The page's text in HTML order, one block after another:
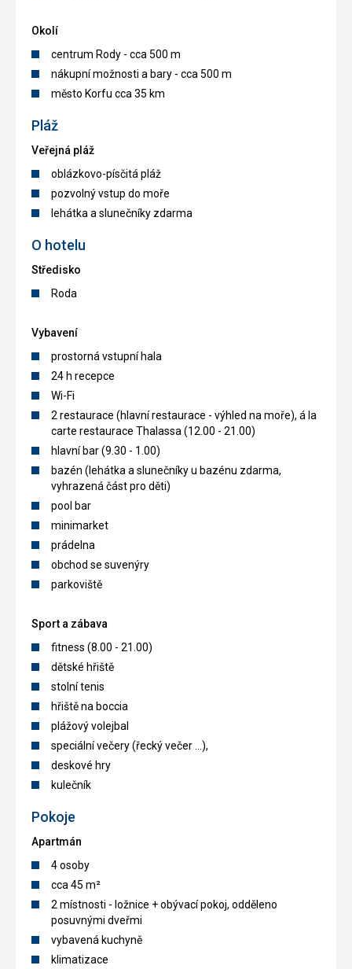
Okolí
centrum Rody - cca 500 m
nákupní možnosti a bary - cca 500 m
město Korfu cca 35 km
Pláž
Veřejná pláž
oblázkovo-písčitá pláž
pozvolný vstup do moře
lehátka a slunečníky zdarma
O hotelu
Středisko
Roda
Vybavení
prostorná vstupní hala
24 h recepce
Wi-Fi
2 restaurace (hlavní restaurace - výhled na moře), á la
carte restaurace Thalassa (12.00 - 21.00)
hlavní bar (9.30 - 1.00)
bazén (lehátka a slunečníky u bazénu zdarma,
vyhrazená část pro děti)
pool bar
minimarket
prádelna
obchod se suvenýry
parkoviště
Sport a zábava
fitness (8.00 - 21.00)
dětské hřiště
stolní tenis
hřiště na boccia
plážový volejbal
speciální večery (řecký večer ...),
deskové hry
kulečník
Pokoje
Apartmán
4 osoby
cca 45 m²
2 místnosti - ložnice + obývací pokoj, odděleno
posuvnými dveřmi
vybavená kuchyně
klimatizace